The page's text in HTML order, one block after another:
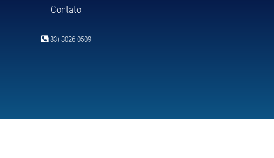
Contato
(83) 3026-0509